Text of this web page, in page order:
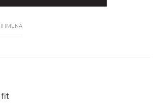
fit